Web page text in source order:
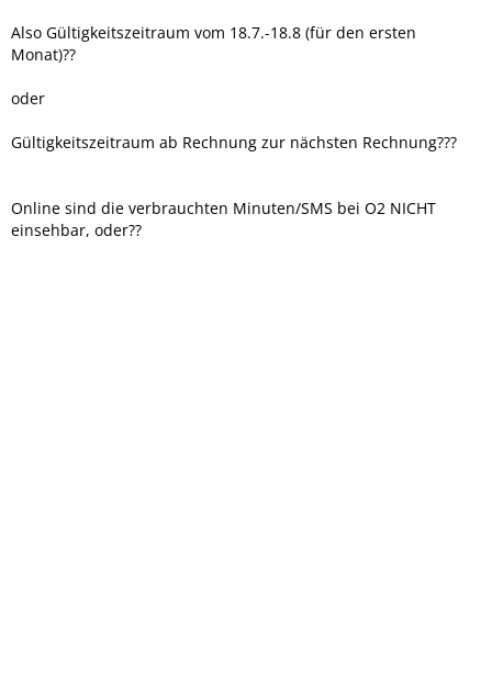
Also Gültigkeitszeitraum vom 18.7.-18.8 (für den ersten
Monat)??
oder
Gültigkeitszeitraum ab Rechnung zur nächsten Rechnung???
Online sind die verbrauchten Minuten/SMS bei O2 NICHT
einsehbar, oder??